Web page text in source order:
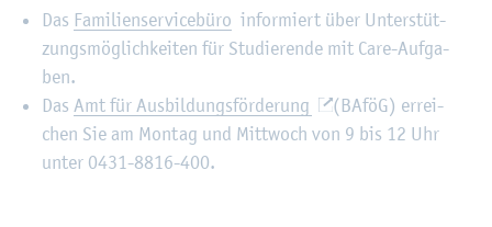
Das Fa­mi­li­en­ser­vice­bü­ro in­for­miert über Un­ter­stüt­
zungs­mög­lich­kei­ten für Stu­die­ren­de mit Care-Auf­ga­
ben.
Das Amt für Aus­bil­dungs­för­de­rung
(BAföG) er­rei­
chen Sie am Mon­tag und Mitt­woch von 9 bis 12 Uhr
unter 0431-8816-400.